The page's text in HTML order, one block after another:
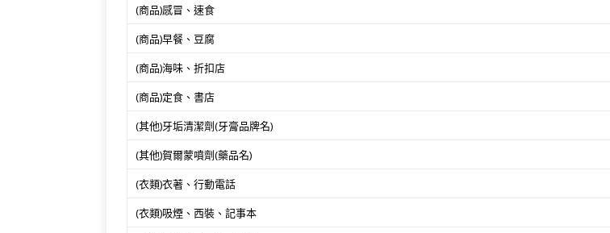
(商品)感冒、速食
(商品)早餐、豆腐
(商品)海味、折扣店
(商品)定食、書店
(其他)牙垢清潔劑(牙膏品牌名)
(其他)賀爾蒙噴劑(藥品名)
(衣類)衣著、行動電話
(衣類)吸煙、西裝、記事本